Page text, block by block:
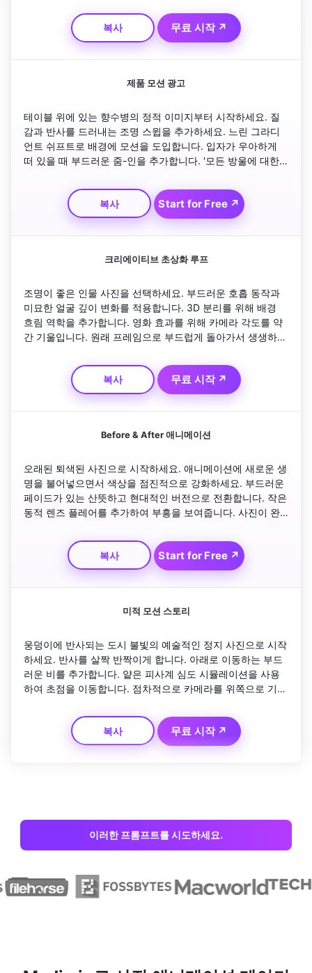
세요. 색상을 따뜻하고 향수를 불러일으키세요.
복사
무료 시작 ↗
제품 모션 광고
테이블 위에 있는 향수병의 정적 이미지부터 시작하세요. 질
감과 반사를 드러내는 조명 스윕을 추가하세요. 느린 그라디
언트 쉬프트로 배경에 모션을 도입합니다. 입자가 우아하게
떠 있을 때 부드러운 줌-인을 추가합니다. '모든 방울에 대한
우아한 모션 페이싱을 유지하세요.
복사
Start for Free ↗
크리에이티브 초상화 루프
조명이 좋은 인물 사진을 선택하세요. 부드러운 호흡 동작과
미묘한 얼굴 깊이 변화를 적용합니다. 3D 분리를 위해 배경
흐림 역학을 추가합니다. 영화 효과를 위해 카메라 각도를 약
간 기울입니다. 원래 프레임으로 부드럽게 돌아가서 생생하면
루프 릴에 적합합니다.
복사
무료 시작 ↗
Before & After 애니메이션
오래된 퇴색된 사진으로 시작하세요. 애니메이션에 새로운 생
명을 불어넣으면서 색상을 점진적으로 강화하세요. 부드러운
페이드가 있는 산뜻하고 현대적인 버전으로 전환합니다. 작은
동적 렌즈 플레어를 추가하여 부흥을 보여줍니다. 사진이 완
을 강조하기 위해 부드러운 페이싱을 유지하세요.
복사
Start for Free ↗
미적 모션 스토리
웅덩이에 반사되는 도시 불빛의 예술적인 정지 사진으로 시작
하세요. 반사를 살짝 반짝이게 합니다. 아래로 이동하는 부드
러운 비를 추가합니다. 얕은 피사계 심도 시뮬레이션을 사용
하여 초점을 이동합니다. 점차적으로 카메라를 위쪽으로 기울
미묘한 타이틀 페이드로 끝납니다.
복사
무료 시작 ↗
이러한 프롬프트를 시도하세요.